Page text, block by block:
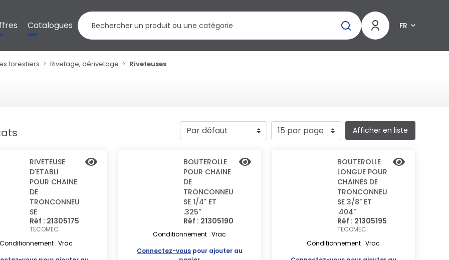
Catalogues FR
forestiers Rivetage, dérivetage Riveteuses
Afficher en liste
RIVETEUSE
D'ETABLI
POUR CHAINE
DE
TRONCONNEU
SE
Réf : 21305175
TECOMEC
: Vrac
BOUTEROLLE
POUR CHAINE
DE
TRONCONNEU
SE 1/4" ET
.325"
Réf : 21305190
Conditionnement : Vrac
Connectez-vouspour ajouter au
BOUTEROLLE
LONGUE POUR
CHAINES DE
TRONCONNEU
SE 3/8" ET
.404"
Réf : 21305195
TECOMEC
Conditionnement : Vrac